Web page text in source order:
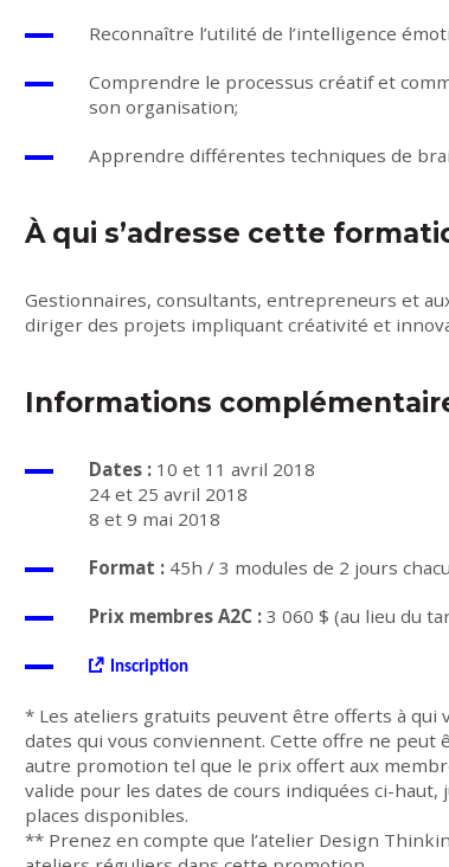
Reconnaître l’utilité de l’intelligence
Comprendre le processus créatif et
son organisation;
Apprendre différentes techniques de
À qui s’adresse cette
Gestionnaires, consultants, entrepreneurs et
diriger des projets impliquant créativité et
Informations
Dates : 10 et 11 avril 2018
24 et 25 avril 2018
8 et 9 mai 2018
Format : 45h / 3 modules de 2 jours
Prix membres A2C : 3 060 $ (au lieu du
Inscription
* Les ateliers gratuits peuvent être offerts à qui
dates qui vous conviennent. Cette offre ne peut
autre promotion tel que le prix offert aux
valide pour les dates de cours indiquées ci-haut,
places disponibles.
** Prenez en compte que l’atelier Design